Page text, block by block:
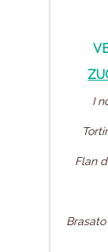
I
Flan